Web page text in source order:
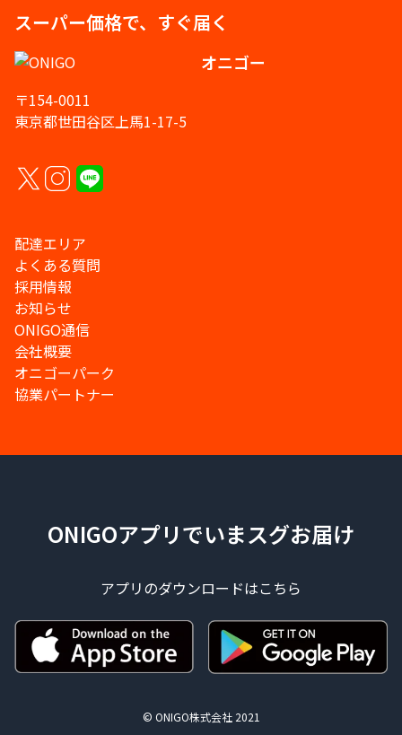
スーパー価格で、すぐ届く
オニゴー
〒154-0011
東京都世田谷区上馬1-17-5
配達エリア
よくある質問
採用情報
お知らせ
ONIGO通信
会社概要
オニゴーパーク
協業パートナー
ONIGOアプリでいまスグお届け
アプリのダウンロードはこちら
© ONIGO株式会社 2021